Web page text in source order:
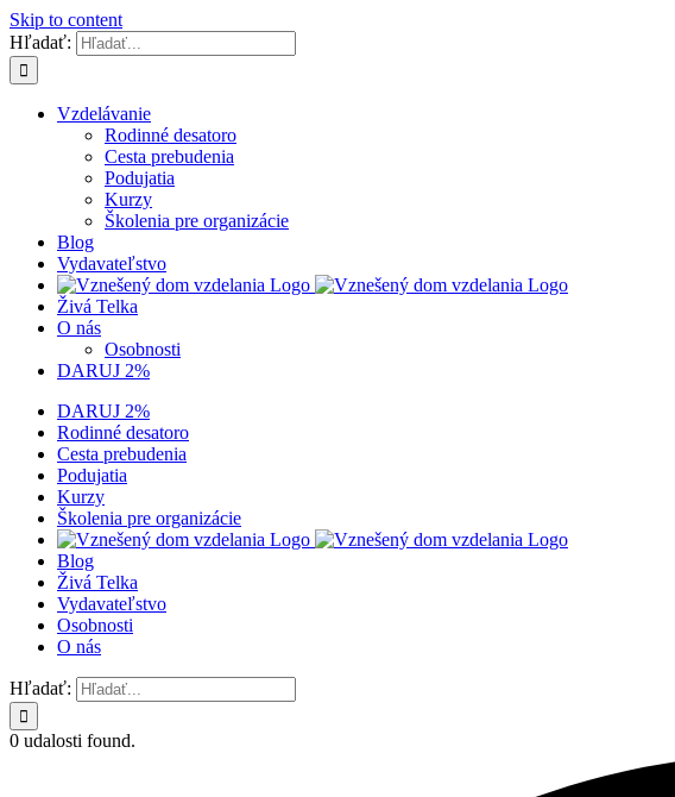
Skip to content
Hľadať:
Vzdelávanie
Rodinné desatoro
Cesta prebudenia
Podujatia
Kurzy
Školenia pre organizácie
Blog
Vydavateľstvo
Živá Telka
O nás
Osobnosti
DARUJ 2%
DARUJ 2%
Rodinné desatoro
Cesta prebudenia
Podujatia
Kurzy
Školenia pre organizácie
Blog
Živá Telka
Vydavateľstvo
Osobnosti
O nás
Hľadať:
0 udalosti found.